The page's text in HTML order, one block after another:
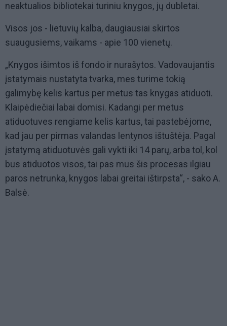
neaktualios bibliotekai turiniu knygos, jų dubletai.
Visos jos - lietuvių kalba, daugiausiai skirtos
suaugusiems, vaikams - apie 100 vienetų.
„Knygos išimtos iš fondo ir nurašytos. Vadovaujantis
įstatymais nustatyta tvarka, mes turime tokią
galimybę kelis kartus per metus tas knygas atiduoti.
Klaipėdiečiai labai domisi. Kadangi per metus
atiduotuves rengiame kelis kartus, tai pastebėjome,
kad jau per pirmas valandas lentynos ištuštėja. Pagal
įstatymą atiduotuvės gali vykti iki 14 parų, arba tol, kol
bus atiduotos visos, tai pas mus šis procesas ilgiau
paros netrunka, knygos labai greitai ištirpsta“, - sako A.
Balsė.